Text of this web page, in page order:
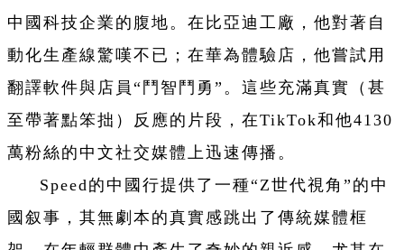
中國科技企業的腹地。在比亞迪工廠，他對著自
動化生產線驚嘆不已；在華為體驗店，他嘗試用
翻譯軟件與店員“鬥智鬥勇”。這些充滿真實（甚
至帶著點笨拙）反應的片段，在TikTok和他4130
萬粉絲的中文社交媒體上迅速傳播。
Speed的中國行提供了一種“Z世代視角”的中
國叙事，其無劇本的真實感跳出了傳統媒體框